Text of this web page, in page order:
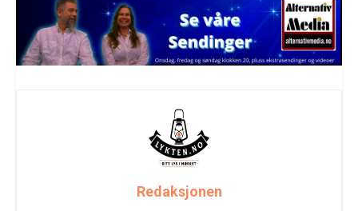
Redaksjonen